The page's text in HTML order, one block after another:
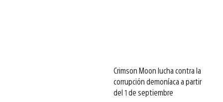
Crimson Moon lucha contra la
corrupción demoníaca a partir
del 1 de septiembre